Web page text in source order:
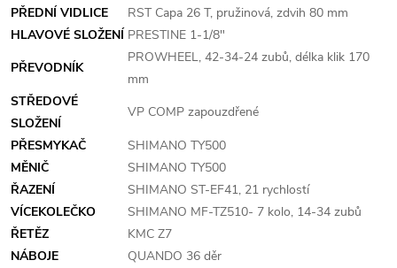
PŘEDNÍ VIDLICE
RST Capa 26 T, pružinová, zdvih 80 mm
HLAVOVÉ SLOŽENÍ PRESTINE 1-1/8"
PŘEVODNÍK
PROWHEEL, 42-34-24 zubů, délka klik 170
mm
STŘEDOVÉ
SLOŽENÍ
VP COMP zapouzdřené
PŘESMYKAČ
SHIMANO TY500
MĚNIČ
SHIMANO TY500
ŘAZENÍ
SHIMANO ST-EF41, 21 rychlostí
VÍCEKOLEČKO
SHIMANO MF-TZ510- 7 kolo, 14-34 zubů
ŘETĚZ
KMC Z7
NÁBOJE
QUANDO 36 děr